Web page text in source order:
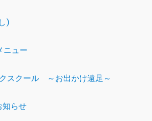
)
ニュー
スクール ～お出かけ遠足～
知らせ